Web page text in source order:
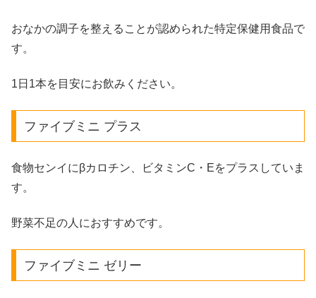
おなかの調子を整えることが認められた特定保健用食品で
す。
1日1本を目安にお飲みください。
ファイブミニ プラス
食物センイにβカロチン、ビタミンC・Eをプラスしていま
す。
野菜不足の人におすすめです。
ファイブミニ ゼリー